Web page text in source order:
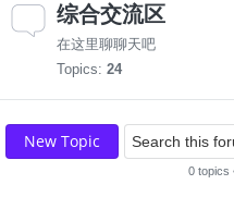
综合交流区
在这里聊聊天吧
Topics: 24
New Topic
0 topics